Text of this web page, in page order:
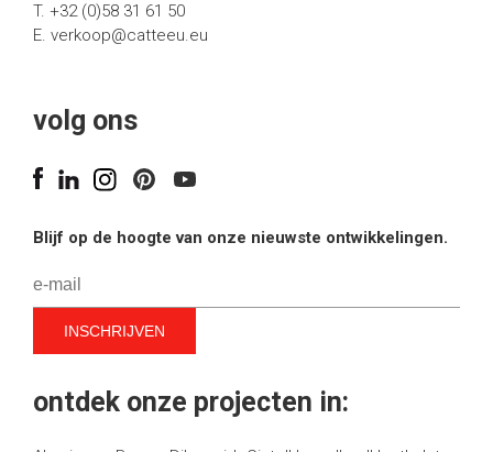
T. +32 (0)58 31 61 50
E. verkoop@catteeu.eu
volg ons
Blijf op de hoogte van onze nieuwste ontwikkelingen.
ontdek onze projecten in: